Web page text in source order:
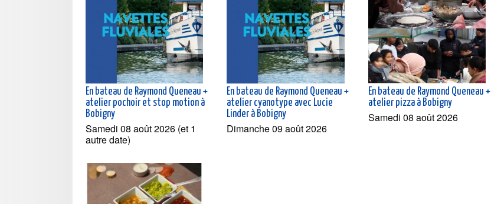
En bateau de Raymond Queneau +
atelier pochoir et stop motion à
Bobigny
Samedi 08 août 2026 (et 1
autre date)
En bateau de Raymond Queneau +
atelier cyanotype avec Lucie
Linder à Bobigny
Dimanche 09 août 2026
En bateau de Raymond Queneau +
atelier pizza à Bobigny
Samedi 08 août 2026